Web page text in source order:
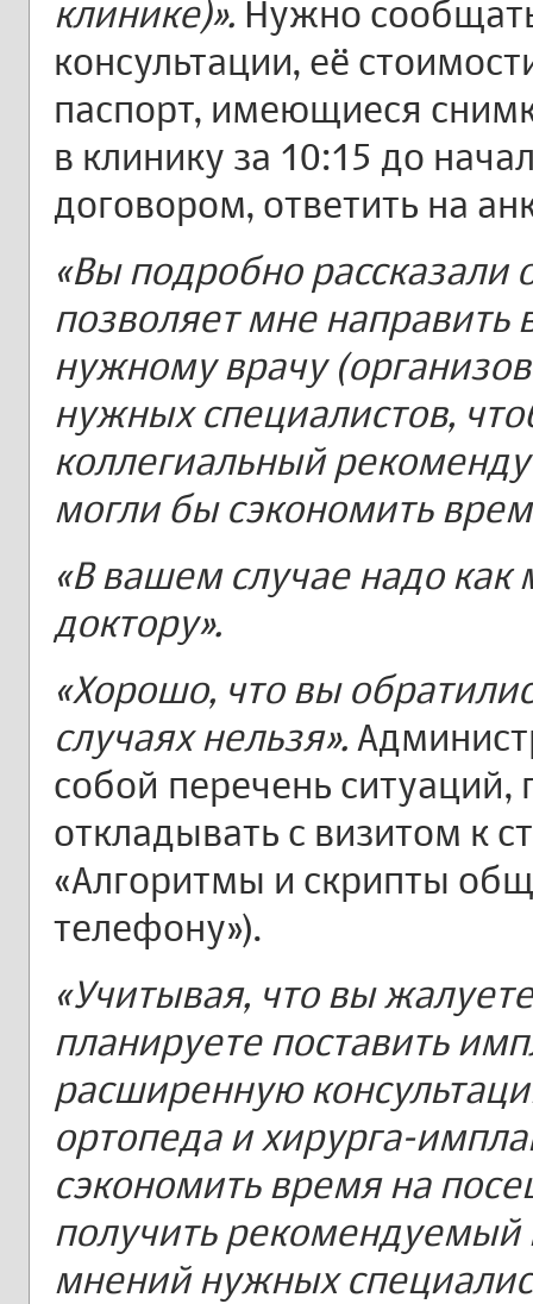
клинике)». Нужно
консультации, её
паспорт, имеющиеся
в клинику за 10:15 до
договором, ответить на
«Вы подробно рассказали
позволяет мне направить
нужному врачу
нужных специалистов,
коллегиальный
могли бы сэкономить
«В вашем случае надо как
доктору».
«Хорошо, что вы
случаях нельзя».
собой перечень ситуаций,
откладывать с визитом к
«Алгоритмы и скрипты
телефону»).
«Учитывая, что вы
планируете поставить
расширенную
ортопеда и хирурга-
сэкономить время на
получить рекомендуемый
мнений нужных